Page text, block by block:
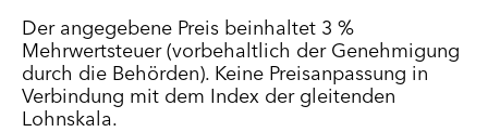
Der angegebene Preis beinhaltet 3 %
Mehrwertsteuer (vorbehaltlich der Genehmigung
durch die Behörden). Keine Preisanpassung in
Verbindung mit dem Index der gleitenden
Lohnskala.